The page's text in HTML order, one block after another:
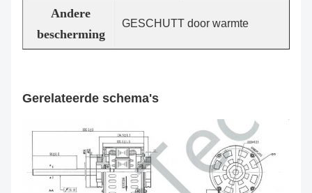
Andere
bescherming
GESCHUTT door warmte
Gerelateerde schema's